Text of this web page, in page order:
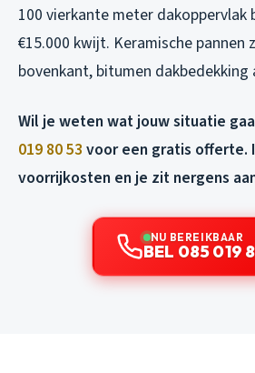
100 vierkante meter dakoppervlak
€15.000 kwijt. Keramische pannen
bovenkant, bitumen dakbedekking
Wil je weten wat jouw situatie
019 80 53 voor een gratis offerte.
voorrijkosten en je zit nergens
NU BEREIKBAAR
BEL 085 019